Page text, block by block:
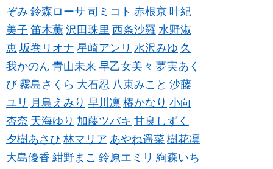
ぞみ 鈴森ローサ 司ミコト 赤根京 叶紀
美子 笛木薫 沢田珠里 西条沙羅 水野淑
恵 坂巻リオナ 星崎アンリ 水沢みゆ 久
我かのん 青山未来 早乙女美々 夢実あく
び 霧島さくら 大石忍 八束みこと 沙藤
ユリ 月島えみり 早川凛 椿かなり 小向
杏奈 天海ゆり 加藤ツバキ 甘良しずく
夕樹あさひ 林マリア あやね遥菜 樹花凜
大島優香 紺野まこ 鈴原エミリ 絢森いち